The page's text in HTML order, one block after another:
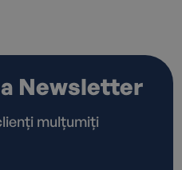
Newsletter
mulțumiți